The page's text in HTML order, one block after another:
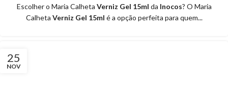
Escolher o Maria Calheta Verniz Gel 15ml da Inocos? O Maria
Calheta Verniz Gel 15ml é a opção perfeita para quem...
25
NOV